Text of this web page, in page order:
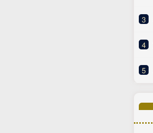
3
4
5